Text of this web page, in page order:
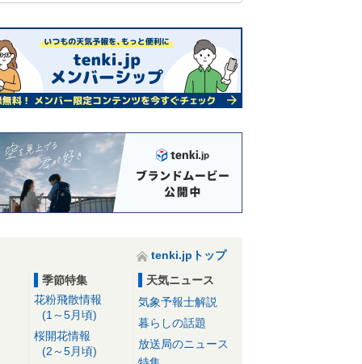
tenki.jpトップ
季節特集
花粉飛散情報
(1～5月頃)
桜開花情報
(2～5月頃)
天気ニュース
気象予報士解説
暮らしの話題
放送局のニュース